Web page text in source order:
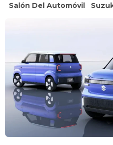
Salón Del Automóvil